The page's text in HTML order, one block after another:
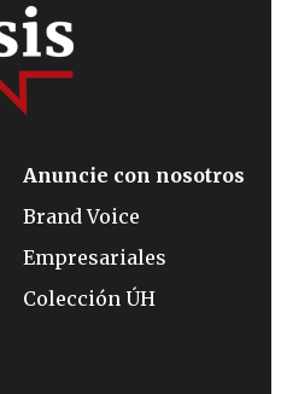
Anuncie con nosotros
Brand Voice
Empresariales
Colección ÚH